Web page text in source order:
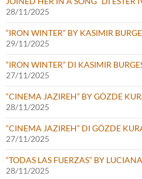
28/11/2025
“IRON WINTER” BY KASIMIR
29/11/2025
“IRON WINTER” DI KASIMIR
27/11/2025
“CINEMA JAZIREH” BY GÖZDE
28/11/2025
“CINEMA JAZIREH” DI GÖZDE
27/11/2025
“TODAS LAS FUERZAS” BY
28/11/2025